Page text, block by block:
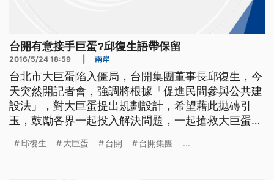
台開有意接手巨蛋?邱復生語帶保留
2016/5/24 18:59 兩岸
台北市大巨蛋陷入僵局，台開集團董事長邱復生，今
天突然開記者會，強調將根據「促進民間參與公共建
設法」，對大巨蛋提出規劃設計，希望藉此拋磚引
玉，鼓勵各界一起投入解決問題，一起搶救大巨蛋。
留，強調提出新的規畫案，不等於會接手營運。 台
邱復生 大巨蛋 台開 台開集團 ...